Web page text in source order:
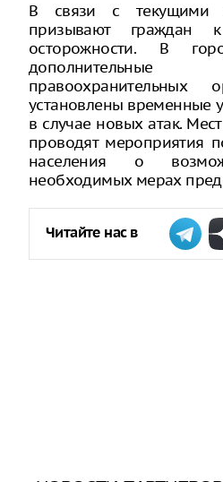
В связи с текущими
призывают граждан
осторожности. В
установлены временные
в случае новых атак.
проводят мероприятия
населения о
необходимых мерах
Читайте нас в